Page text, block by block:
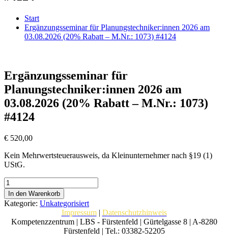
Start
Ergänzungsseminar für Planungstechniker:innen 2026 am
03.08.2026 (20% Rabatt – M.Nr.: 1073) #4124
Ergänzungsseminar für
Planungstechniker:innen 2026 am
03.08.2026 (20% Rabatt – M.Nr.: 1073)
#4124
€ 520,00
Kein Mehrwertsteuerausweis, da Kleinunternehmer nach §19 (1)
UStG.
Ergänzungsseminar
für
Planungstechniker:innen
2026
am
03.08.2026
In den Warenkorb
Kategorie: Unkategorisiert
Impressum| Datenschutzhinweis
Kompetenzzentrum | LBS - Fürstenfeld | Gürtelgasse 8 | A-8280
Fürstenfeld | Tel.: 03382-52205